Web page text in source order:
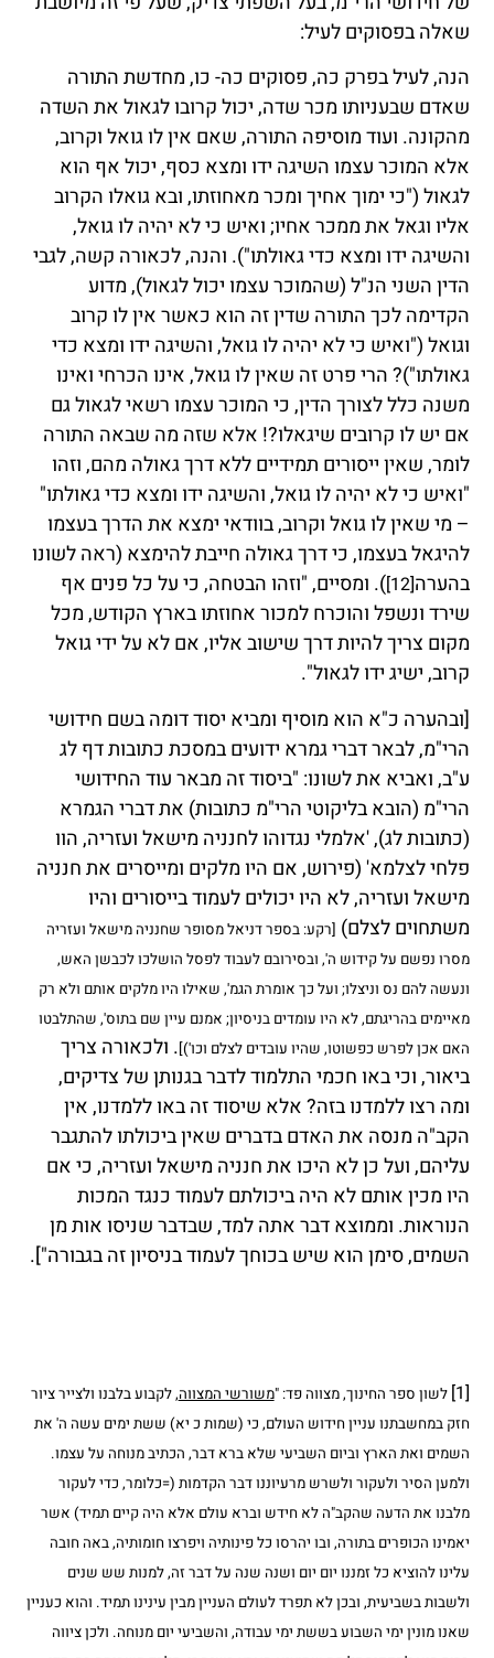
שאלה בפסוקים לעיל:
הנה, לעיל בפרק כה, פסוקים כה- כו, מחדשת התורה
שאדם שבעניותו מכר שדה, יכול קרובו לגאול את השדה
מהקונה. ועוד מוסיפה התורה, שאם אין לו גואל וקרוב,
אלא המוכר עצמו השיגה ידו ומצא כסף, יכול אף הוא
לגאול ("כי ימוך אחיך ומכר מאחוזתו, ובא גואלו הקרוב
אליו וגאל את ממכר אחיו; ואיש כי לא יהיה לו גואל,
והשיגה ידו ומצא כדי גאולתו"). והנה, לכאורה קשה, לגבי
הדין השני הנ"ל (שהמוכר עצמו יכול לגאול), מדוע
הקדימה לכך התורה שדין זה הוא כאשר אין לו קרוב
וגואל ("ואיש כי לא יהיה לו גואל, והשיגה ידו ומצא כדי
גאולתו")? הרי פרט זה שאין לו גואל, אינו הכרחי ואינו
משנה כלל לצורך הדין, כי המוכר עצמו רשאי לגאול גם
אם יש לו קרובים שיגאלו?! אלא שזה מה שבאה התורה
לומר, שאין ייסורים תמידיים ללא דרך גאולה מהם, וזהו
"ואיש כי לא יהיה לו גואל, והשיגה ידו ומצא כדי גאולתו"
– מי שאין לו גואל וקרוב, בוודאי ימצא את הדרך בעצמו
להיגאל בעצמו, כי דרך גאולה חייבת להימצא (ראה לשונו
בהערה[12]
). ומסיים, "וזהו הבטחה, כי על כל פנים אף
שירד ונשפל והוכרח למכור אחוזתו בארץ הקודש, מכל
מקום צריך להיות דרך שישוב אליו, אם לא על ידי גואל
קרוב, ישיג ידו לגאול".
[ובהערה כ"א הוא מוסיף ומביא יסוד דומה בשם חידושי
הרי"מ, לבאר דברי גמרא ידועים במסכת כתובות דף לג
ע"ב, ואביא את לשונו: "ביסוד זה מבאר עוד החידושי
הרי"מ (הובא בליקוטי הרי"מ כתובות) את דברי הגמרא
(כתובות לג), 'אלמלי נגדוהו לחנניה מישאל ועזריה, הוו
פלחי לצלמא' (פירוש, אם היו מלקים ומייסרים את חנניה
מישאל ועזריה, לא היו יכולים לעמוד בייסורים והיו
משתחוים לצלם) [רקע: בספר דניאל מסופר שחנניה מישאל ועזריה
מסרו נפשם על קידוש ה', ובסירובם לעבוד לפסל הושלכו לכבשן האש,
ונעשה להם נס וניצלו; ועל כך אומרת הגמ', שאילו היו מלקים אותם ולא רק
מאיימים בהריגתם, לא היו עומדים בניסיון; אמנם עיין שם בתוס', שהתלבטו
האם אכן לפרש כפשוטו, שהיו עובדים לצלם וכו')]. ולכאורה צריך
ביאור, וכי באו חכמי התלמוד לדבר בגנותן של צדיקים,
ומה רצו ללמדנו בזה? אלא שיסוד זה באו ללמדנו, אין
הקב"ה מנסה את האדם בדברים שאין ביכולתו להתגבר
עליהם, ועל כן לא היכו את חנניה מישאל ועזריה, כי אם
היו מכין אותם לא היה ביכולתם לעמוד כנגד המכות
הנוראות. וממוצא דבר אתה למד, שבדבר שניסו אות מן
השמים, סימן הוא שיש בכוחך לעמוד בניסיון זה בגבורה"].
[1] לשון ספר החינוך, מצווה פד: "משורשי המצווה, לקבוע בלבנו ולצייר ציור
חזק במחשבתנו עניין חידוש העולם, כי (שמות כ יא) ששת ימים עשה ה' את
השמים ואת הארץ וביום השביעי שלא ברא דבר, הכתיב מנוחה על עצמו.
ולמען הסיר ולעקור ולשרש מרעיוננו דבר הקדמות (=כלומר, כדי לעקור
מלבנו את הדעה שהקב"ה לא חידש וברא עולם אלא היה קיים תמיד) אשר
יאמינו הכופרים בתורה, ובו יהרסו כל פינותיה ויפרצו חומותיה, באה חובה
עלינו להוציא כל זמננו יום יום ושנה שנה על דבר זה, למנות שש שנים
ולשבות בשביעית, ובכן לא תפרד לעולם העניין מבין עינינו תמיד. והוא כעניין
שאנו מונין ימי השבוע בששת ימי עבודה, והשביעי יום מנוחה. ולכן ציווה